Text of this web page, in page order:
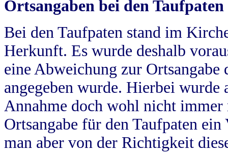
Ortsangaben bei den Taufpaten
Bei den Taufpaten stand im
Herkunft. Es wurde deshalb
eine Abweichung zur
angegeben wurde. Hierbei wurde
Annahme doch wohl nicht
Ortsangabe für den Taufpaten
man aber von der Richtigkeit